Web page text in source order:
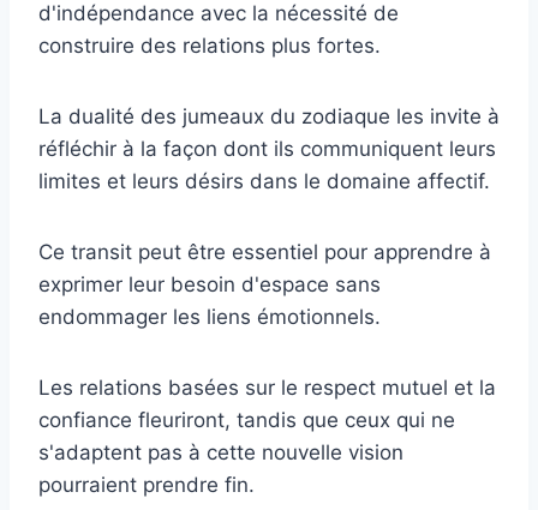
d'indépendance avec la nécessité de
construire des relations plus fortes.
La dualité des jumeaux du zodiaque les invite à
réfléchir à la façon dont ils communiquent leurs
limites et leurs désirs dans le domaine affectif.
Ce transit peut être essentiel pour apprendre à
exprimer leur besoin d'espace sans
endommager les liens émotionnels.
Les relations basées sur le respect mutuel et la
confiance fleuriront, tandis que ceux qui ne
s'adaptent pas à cette nouvelle vision
pourraient prendre fin.